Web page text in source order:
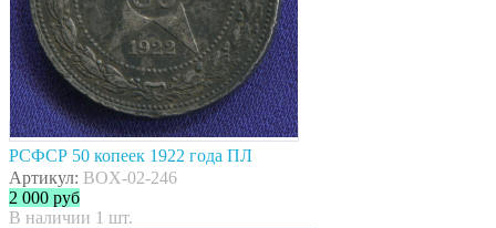
РСФСР 50 копеек 1922 года ПЛ
Артикул: BOX-02-246
2 000 руб
В наличии 1 шт.